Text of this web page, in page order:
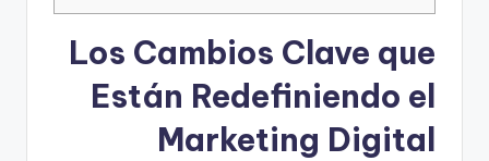
Los Cambios Clave que
Están Redefiniendo el
Marketing Digital